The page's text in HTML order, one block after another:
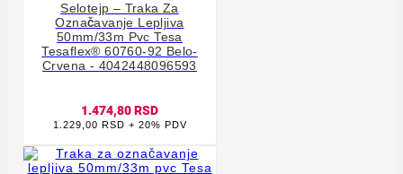
Selotejp – Traka Za
Označavanje Lepljiva
50mm/33m Pvc Tesa
Tesaflex® 60760-92 Belo-
Crvena - 4042448096593
1.474,80 RSD
1.229,00 RSD + 20% PDV